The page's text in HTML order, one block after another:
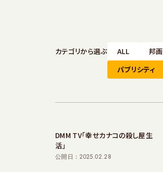
カテゴリから選ぶ ALL 邦画
パブリシティ
DMM TV「幸せカナコの殺し屋生
活」
公開日：2025.02.28